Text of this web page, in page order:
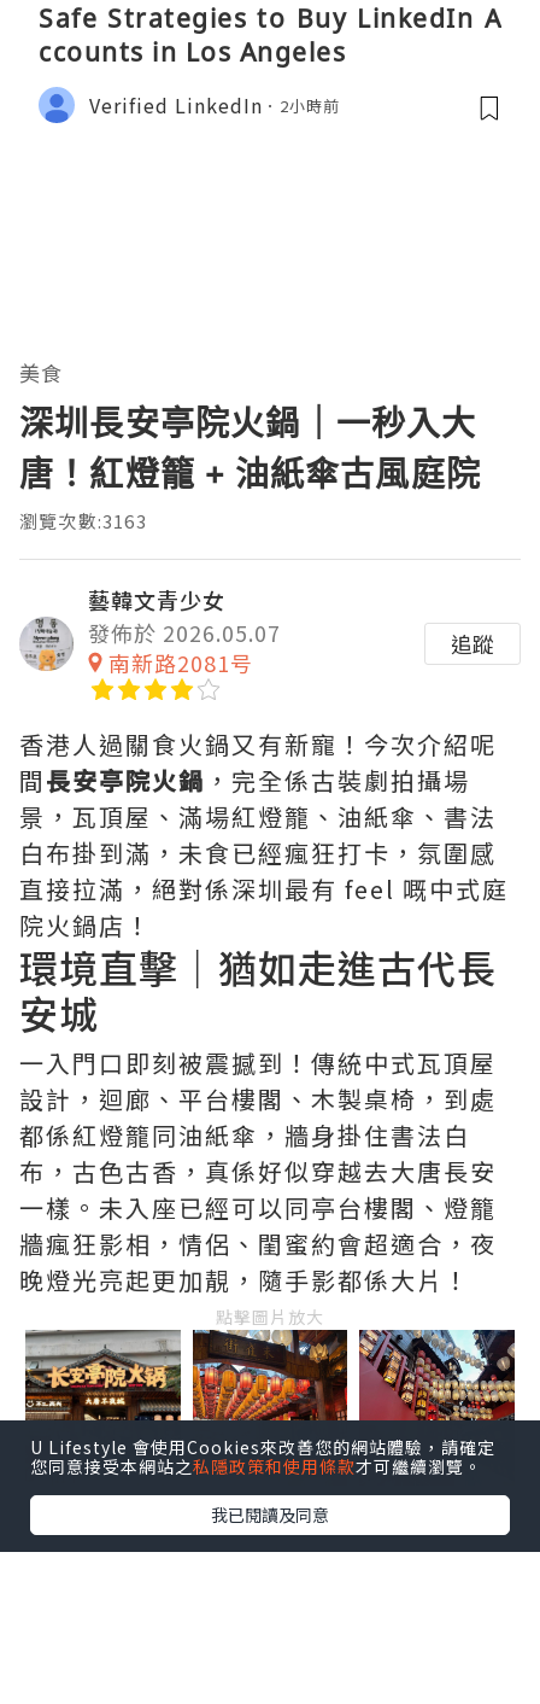
Safe Strategies to Buy LinkedIn A
ccounts in Los Angeles
Verified LinkedIn 2小時前
美食
深圳長安亭院火鍋｜一秒入大
唐！紅燈籠 + 油紙傘古風庭院
瀏覽次數:3163
藝韓文青少女
發佈於 2026.05.07
南新路2081号
追蹤
香港人過關食火鍋又有新寵！今次介紹呢
間長安亭院火鍋 ，完全係古裝劇拍攝場
景，瓦頂屋、滿場紅燈籠、油紙傘、書法
白布掛到滿，未食已經瘋狂打卡，氛圍感
直接拉滿，絕對係深圳最有 feel 嘅中式庭
院火鍋店！
環境直擊｜猶如走進古代長
安城
一入門口即刻被震撼到！傳統中式瓦頂屋
設計，迴廊、平台樓閣、木製桌椅，到處
都係紅燈籠同油紙傘，牆身掛住書法白
布，古色古香，真係好似穿越去大唐長安
一樣。未入座已經可以同亭台樓閣、燈籠
牆瘋狂影相，情侶、閨蜜約會超適合，夜
晚燈光亮起更加靚，隨手影都係大片！
點擊圖片放大
必點三拼鍋底｜一次滿足三
U Lifestyle 會使用Cookies來改善您的網站體驗，請確定
您同意接受本網站之私隱政策和使用條款才可繼續瀏覽。
我已閱讀及同意